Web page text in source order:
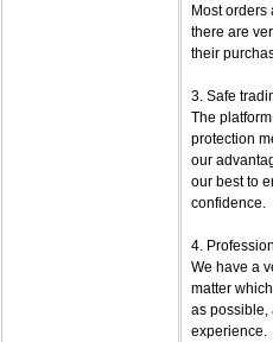
Most
there are
their
3. Safe
The
protection
our
our best to
confidence.
4.
We have a
matter
as possible,
experience.